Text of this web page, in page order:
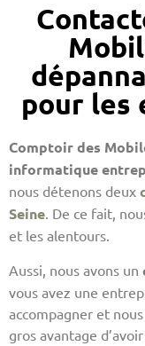
pour les
Comptoir des
informatique
nous détenons deux
Seine. De ce fait,
et les alentours.
Aussi, nous avons un
vous avez une
accompagner et
gros avantage